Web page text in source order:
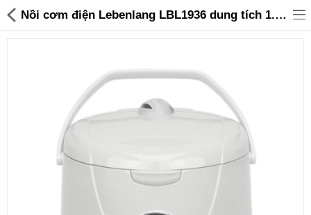
Đồ gia dụng & Nhà cửa
Điện gia dụng
Nồi cơm điện Lebenlang LBL1936 dung tích 1.8L công suất 700W màu trắng - 799,000 | Sanhangre